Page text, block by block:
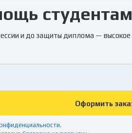
студентам
и до защиты диплома —
Оформить
.